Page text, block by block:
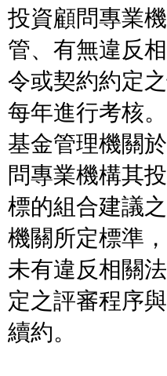
投資顧問專業
管、有無違反
令或契約約定
每年進行考核。
基金管理機關
問專業機構其
標的組合建議
機關所定標準，
未有違反相關
定之評審程序
續約。